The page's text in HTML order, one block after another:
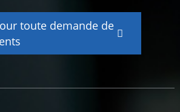
toute demande de